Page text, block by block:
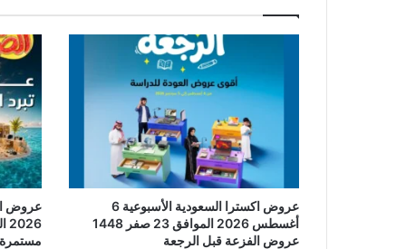
عروض اكسترا السعودية الأسبوعية 6
أغسطس 2026 الموافق 23 صفر 1448
عروض الفزعة قبل الرجعة
مستمرة